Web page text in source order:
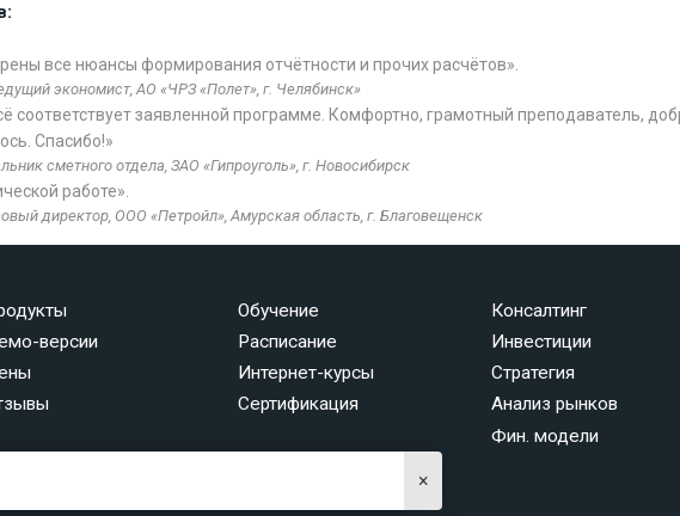
все нюансы формирования отчётности и прочих расчётов».
экономист, АО «ЧРЗ «Полет», г. Челябинск»
соответствует заявленной программе. Комфортно, грамотный преподаватель,
Спасибо!»
сметного отдела, ЗАО «Гипроуголь», г. Новосибирск
работе».
директор, ООО «Петройл», Амурская область, г. Благовещенск
версии
Обучение
Расписание
Интернет-курсы
Сертификация
Консалтинг
Инвестиции
Стратегия
Анализ рынков
Фин. модели
×